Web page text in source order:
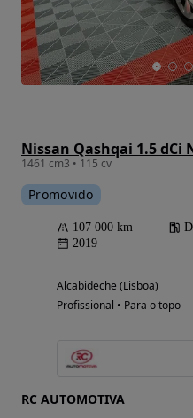
Nissan Qashqai 1.5 dCi
1461 cm3 • 115 cv
Promovido
107 000 km
2019
Alcabideche (Lisboa)
Profissional • Para o topo
RC AUTOMOTIVA